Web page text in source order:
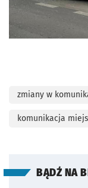
zmiany w
komunikacja
BĄDŹ NA